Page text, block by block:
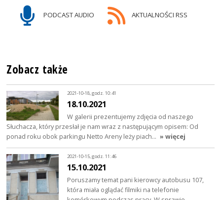
PODCAST AUDIO AKTUALNOŚCI RSS
Zobacz także
2021-10-18, godz. 10:41
18.10.2021
W galerii prezentujemy zdjęcia od naszego
Słuchacza, który przesłał je nam wraz z następującym opisem: Od
ponad roku obok parkingu Netto Areny leży piach… » więcej
2021-10-15, godz. 11:46
15.10.2021
Poruszamy temat pani kierowcy autobusu 107,
która miała oglądać filmiki na telefonie